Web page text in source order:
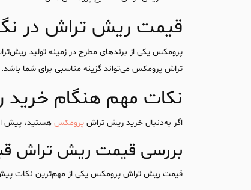
قیمت ریش تراش در
پرومکس یکی از برندهای مطرح در زمینه تولید
تراش پرومکس می‌تواند گزینه مناسبی برای شما
نکات مهم هنگام
اگر به‌دنبال خرید ریش تراش پرومکس هستید، پیش
بررسی قیمت ریش تراش
قیمت ریش تراش پرومکس یکی از مهم‌ترین نکات پیش‌